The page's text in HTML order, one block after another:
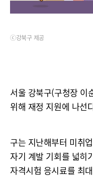
ⓒ강북구 제공
서울 강북구(구청장 이
위해 재정 지원에 나선
구는 지난해부터 미취
자기 계발 기회를 넓히
자격시험 응시료를 최